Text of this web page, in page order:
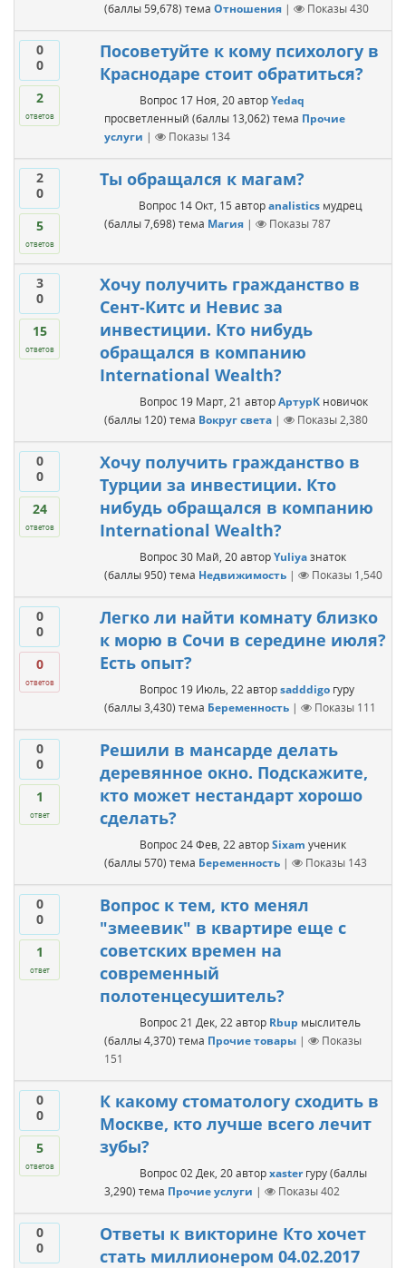
(баллы59,678) тема Отношения | Показы430
0
0
2
ответов
Посоветуйте к кому психологу в
Краснодаре стоит обратиться?
Вопрос 17 Ноя, 20 авторYedaq
просветленный (баллы 13,062) тема Прочие
услуги | Показы 134
2
0
5
ответов
Ты обращался к магам?
Вопрос 14 Окт, 15 авторanalistics мудрец
(баллы7,698) тема Магия | Показы787
3
0
15
ответов
Хочу получить гражданство в
Сент-Китс и Невис за
инвестиции. Кто нибудь
обращался в компанию
International Wealth?
Вопрос 19 Март, 21 авторАртурК новичок
(баллы 120) тема Вокруг света | Показы2,380
0
0
24
ответов
Хочу получить гражданство в
Турции за инвестиции. Кто
нибудь обращался в компанию
International Wealth?
Вопрос 30 Май, 20 авторYuliya знаток
(баллы950) тема Недвижимость | Показы 1,540
0
0
0
ответов
Легко ли найти комнату близко
к морю в Сочи в середине июля?
Есть опыт?
Вопрос 19 Июль, 22 авторsadddigo гуру
(баллы3,430) тема Беременность | Показы 111
0
0
1
ответ
Решили в мансарде делать
деревянное окно. Подскажите,
кто может нестандарт хорошо
сделать?
Вопрос 24 Фев, 22 авторSixam ученик
(баллы570) тема Беременность | Показы 143
0
0
1
ответ
Вопрос к тем, кто менял
"змеевик" в квартире еще с
советских времен на
современный
полотенцесушитель?
Вопрос 21 Дек, 22 автор Rbup мыслитель
(баллы4,370) тема Прочие товары |
Показы
151
0
0
5
ответов
К какому стоматологу сходить в
Москве, кто лучше всего лечит
зубы?
Вопрос 02 Дек, 20 авторxaster гуру (баллы
3,290) тема Прочие услуги | Показы402
0
0
Ответы к викторине Кто хочет
стать миллионером 04.02.2017